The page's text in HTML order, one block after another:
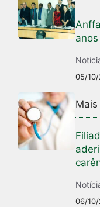
05/10/
Mais
06/10/